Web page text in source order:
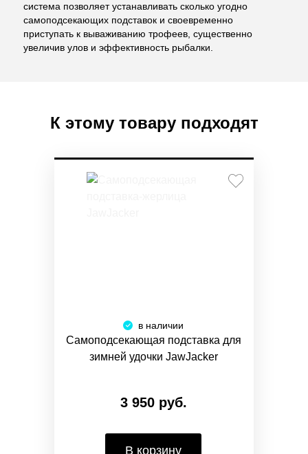
система позволяет устанавливать сколько угодно
самоподсекающих подставок и своевременно
приступать к вываживанию трофеев, существенно
увеличив улов и эффективность рыбалки.
К этому товару подходят
в наличии
Самоподсекающая подставка для
зимней удочки JawJacker
3 950 руб.
В корзину